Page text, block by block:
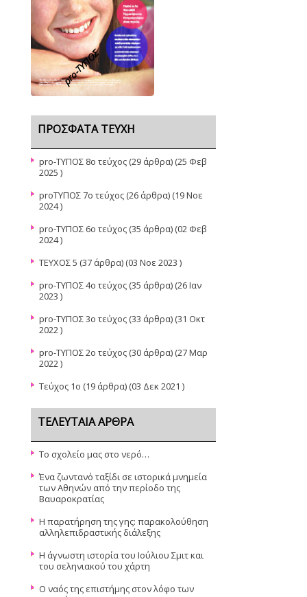
pro-TΥΠΟΣ
ΠΡΌΣΦΑΤΑ ΤΕΎΧΗ
pro-ΤΥΠΟΣ 8ο τεύχος (29 άρθρα) (25 Φεβ
2025 )
proΤΥΠΟΣ 7ο τεύχος (26 άρθρα) (19 Νοε
2024 )
pro-ΤΥΠΟΣ 6ο τεύχος (35 άρθρα) (02 Φεβ
2024 )
ΤΕΥΧΟΣ 5 (37 άρθρα) (03 Νοε 2023 )
pro-TYΠΟΣ 4ο τεύχος (35 άρθρα) (26 Ιαν
2023 )
pro-ΤΥΠΟΣ 3ο τεύχος (33 άρθρα) (31 Οκτ
2022 )
pro-ΤΥΠΟΣ 2ο τεύχος (30 άρθρα) (27 Μαρ
2022 )
Τεύχος 1ο (19 άρθρα) (03 Δεκ 2021 )
ΤΕΛΕΥΤΑΊΑ ΆΡΘΡΑ
Το σχολείο μας στο νερό…
Ένα ζωντανό ταξίδι σε ιστορικά μνημεία
των Αθηνών από την περίοδο της
Βαυαροκρατίας
Η παρατήρηση της γης: παρακολούθηση
αλληλεπιδραστικής διάλεξης
Η άγνωστη ιστορία του Ιούλιου Σμιτ και
του σεληνιακού του χάρτη
Ο ναός της επιστήμης στον λόφο των